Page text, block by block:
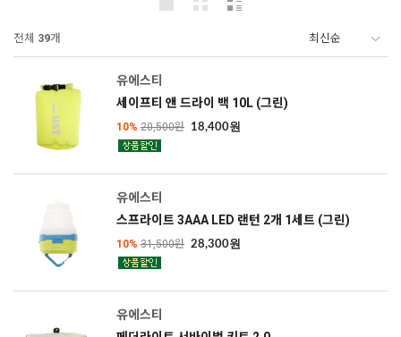
전체 39개
유에스티
세이프티 앤 드라이 백 10L (그린)
10% 20,500원 18,400원
유에스티
스프라이트 3AAA LED 랜턴 2개 1세트 (그린)
10% 31,500원 28,300원
유에스티